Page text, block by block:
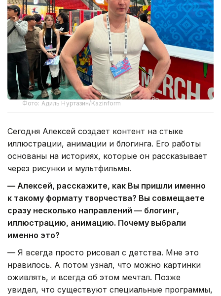
Фото: Адиль Нуртазин/Kazinform
Сегодня Алексей создает контент на стыке
иллюстрации, анимации и блогинга. Его работы
основаны на историях, которые он рассказывает
через рисунки и мультфильмы.
— Алексей, расскажите, как Вы пришли именно
к такому формату творчества? Вы совмещаете
сразу несколько направлений — блогинг,
иллюстрацию, анимацию. Почему выбрали
именно это?
— Я всегда просто рисовал с детства. Мне это
нравилось. А потом узнал, что можно картинки
оживлять, и всегда об этом мечтал. Позже
увидел, что существуют специальные программы,